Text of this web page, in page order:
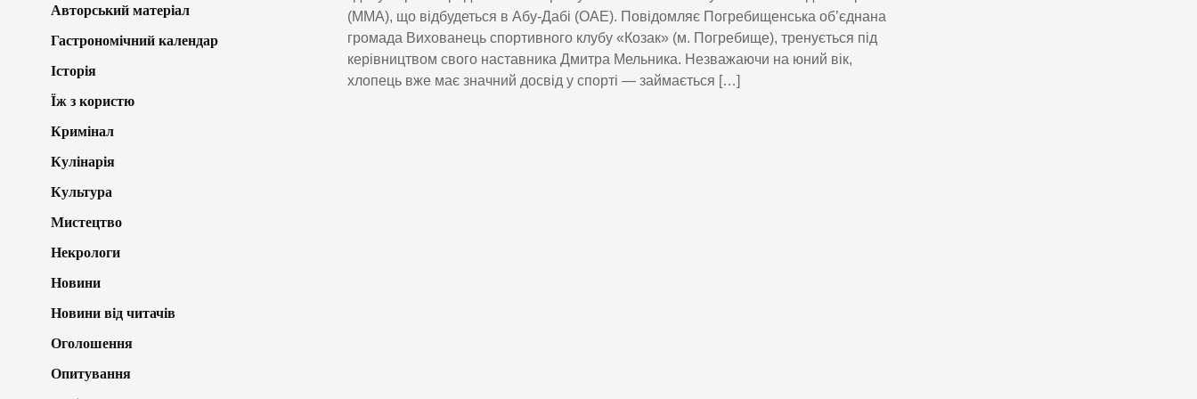
(ММА), що відбудеться в Абу-Дабі (ОАЕ). Повідомляє Погребищенська об’єднана
громада Вихованець спортивного клубу «Козак» (м. Погребище), тренується під
керівництвом свого наставника Дмитра Мельника. Незважаючи на юний вік,
хлопець вже має значний досвід у спорті — займається […]
Авторський матеріал
Гастрономічний календар
Історія
Їж з користю
Кримінал
Кулінарія
Культура
Мистецтво
Некрологи
Новини
Новини від читачів
Оголошення
Опитування